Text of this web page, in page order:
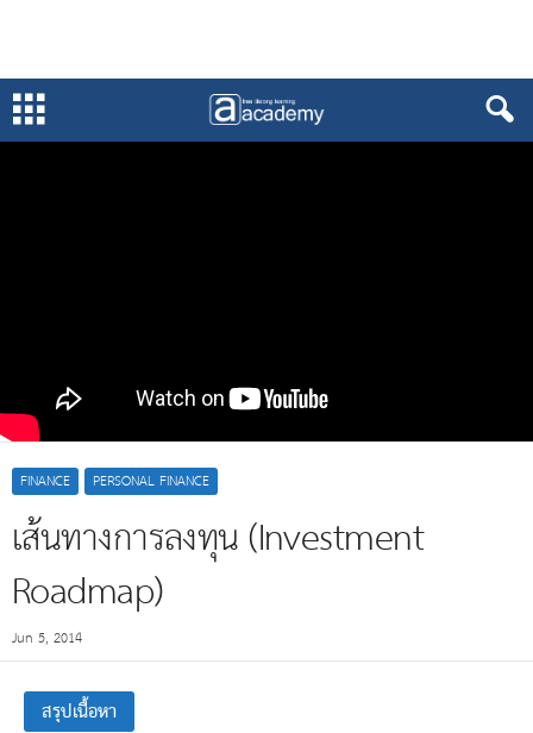
FINANCE PERSONAL FINANCE
เส้นทางการลงทุน (Investment
Roadmap)
Jun 5, 2014
สรุปเนื้อหา